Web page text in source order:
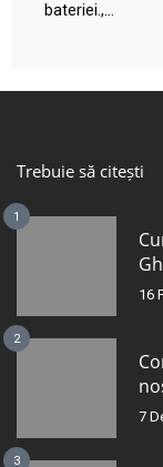
bateriei.,...
Trebuie să citești
1
16
2
7
3